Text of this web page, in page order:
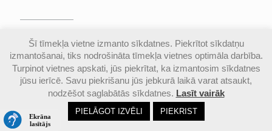
© Valmieras Gaujas krasta vidusskola | Visas
autortiesības aizsargātas |Piekļūstamības
paziņojums
Šī tīmekļa vietne izmanto sīkdatnes. Piekrītot sīkdatņu
izmantošanai, tiks nodrošināta tīmekļa vietnes optimāla darbība.
Turpinot vietnes apskati, jūs piekrītat, ka izmantosim sīkdatnes
jūsu ierīcē. Savu piekrišanu jūs jebkurā laikā varat atsaukt,
nodzēšot saglabātās sīkdatnes. Lasīt vairāk
PIELĀGOT IZVĒLI PIEKRIST
Email Google